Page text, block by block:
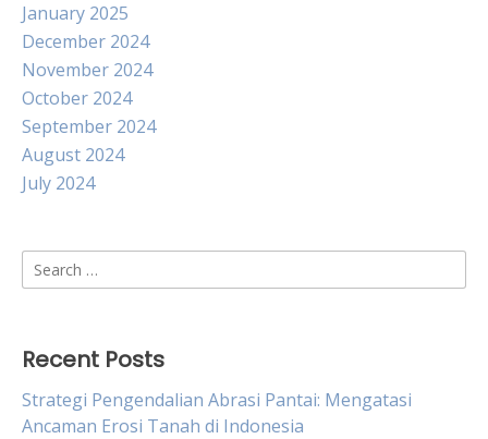
January 2025
December 2024
November 2024
October 2024
September 2024
August 2024
July 2024
Search
for:
Recent Posts
Strategi Pengendalian Abrasi Pantai: Mengatasi
Ancaman Erosi Tanah di Indonesia